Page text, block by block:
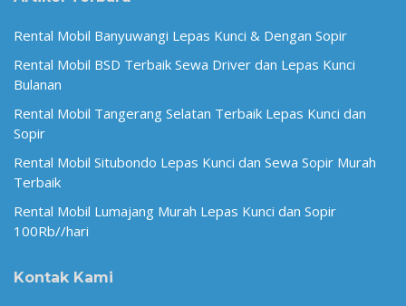
Rental Mobil Banyuwangi Lepas Kunci & Dengan Sopir
Rental Mobil BSD Terbaik Sewa Driver dan Lepas Kunci
Bulanan
Rental Mobil Tangerang Selatan Terbaik Lepas Kunci dan
Sopir
Rental Mobil Situbondo Lepas Kunci dan Sewa Sopir Murah
Terbaik
Rental Mobil Lumajang Murah Lepas Kunci dan Sopir
100Rb//hari
Kontak Kami